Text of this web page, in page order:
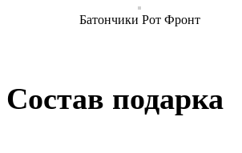
Батончики Рот Фронт
Состав подарка